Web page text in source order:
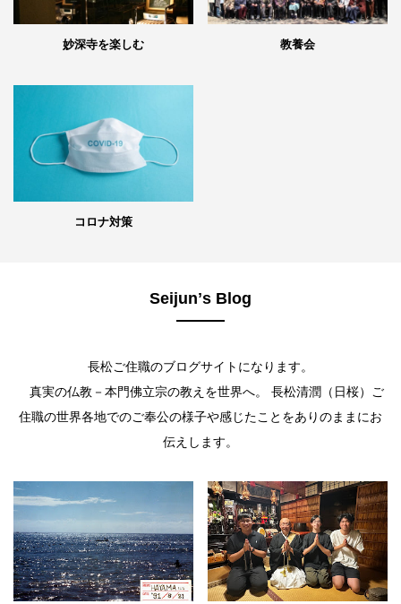
妙深寺を楽しむ 教養会
コロナ対策
Seijunʼs Blog
長松ご住職のブログサイトになります。
真実の仏教－本門佛立宗の教えを世界へ。 長松清潤（日桜）ご
住職の世界各地でのご奉公の様子や感じたことをありのままにお
伝えします。